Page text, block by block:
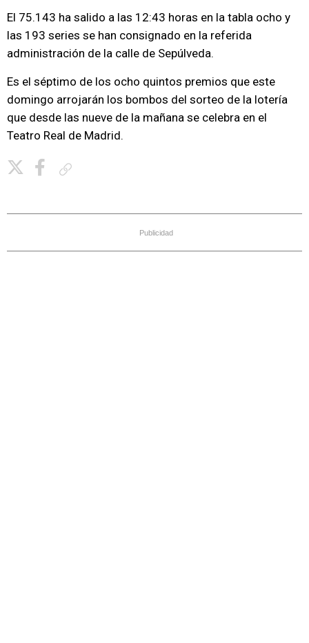
El 75.143 ha salido a las 12:43 horas en la tabla ocho y
las 193 series se han consignado en la referida
administración de la calle de Sepúlveda.
Es el séptimo de los ocho quintos premios que este
domingo arrojarán los bombos del sorteo de la lotería
que desde las nueve de la mañana se celebra en el
Teatro Real de Madrid.
Publicidad